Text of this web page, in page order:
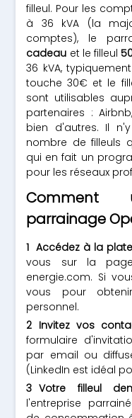
filleul. Pour les
à 36 kVA (la
comptes), le
cadeau et le filleul
36 kVA,
touche 30€ et le
sont utilisables
partenaires :
bien d'autres. Il
nombre de filleuls
qui en fait un
pour les réseaux
parrainage
Accédez à la
vous sur la page
energie.com. Si
vous pour
personnel.
Invitez vos
formulaire
par email ou
(LinkedIn est idéal
Votre filleul
l'entreprise